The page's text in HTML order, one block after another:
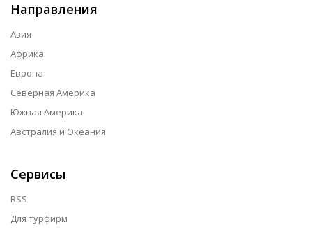
Направления
Азия
Африка
Европа
Северная Америка
Южная Америка
Австралия и Океания
Сервисы
RSS
Для турфирм